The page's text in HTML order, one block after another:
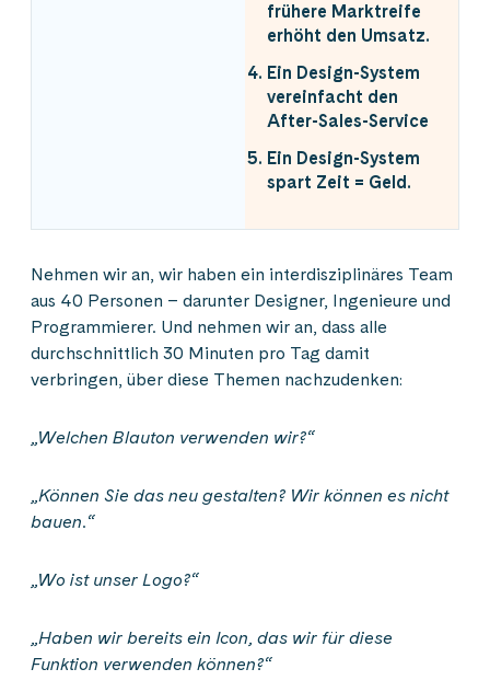
frühere Marktreife
erhöht den Umsatz.
Ein Design-System
vereinfacht den
After-Sales-Service
Ein Design-System
spart Zeit = Geld.
Nehmen wir an, wir haben ein interdisziplinäres Team
aus 40 Personen – darunter Designer, Ingenieure und
Programmierer. Und nehmen wir an, dass alle
durchschnittlich 30 Minuten pro Tag damit
verbringen, über diese Themen nachzudenken:
„Welchen Blauton verwenden wir?“
„Können Sie das neu gestalten? Wir können es nicht
bauen.“
„Wo ist unser Logo?“
„Haben wir bereits ein Icon, das wir für diese
Funktion verwenden können?“